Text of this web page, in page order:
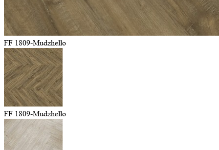
FF 1809-Mudzhello
FF 1809-Mudzhello